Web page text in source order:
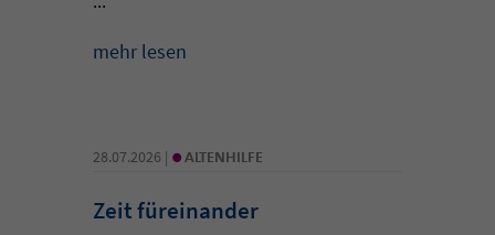
mehr lesen
28.07.2026 | • ALTENHILFE
Zeit füreinander